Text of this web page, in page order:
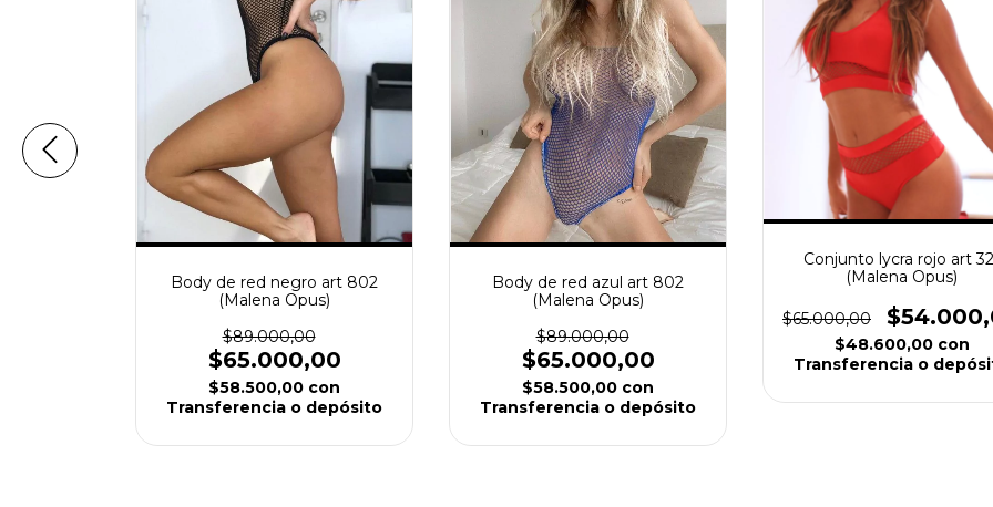
Body de red negro art 802
(Malena Opus)
$89.000,00
$65.000,00
$58.500,00 con
Transferencia o depósito
Body de red azul art 802
(Malena Opus)
$89.000,00
$65.000,00
$58.500,00 con
Transferencia o depósito
Conjunto lycra rojo art
(Malena Opus)
$65.000,00
$48.600,00 con
Transferencia o